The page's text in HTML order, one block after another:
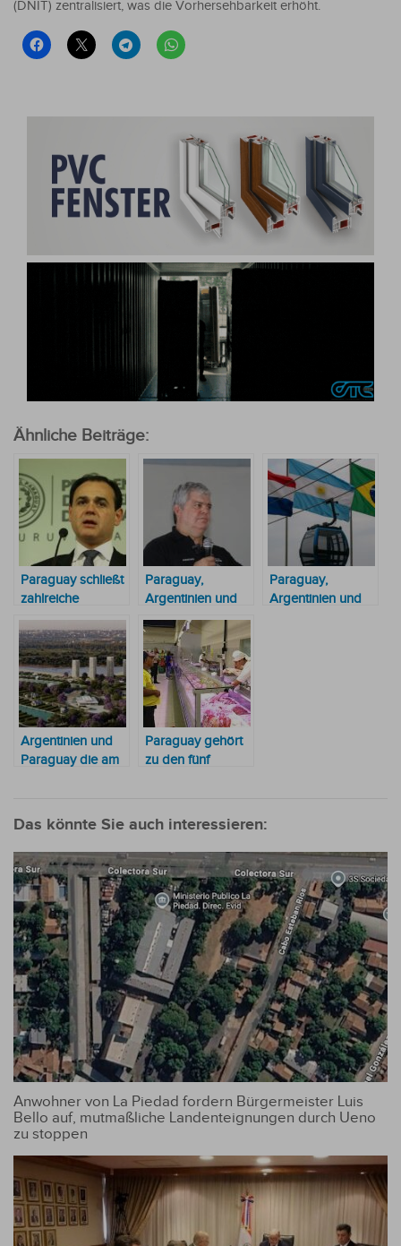
(DNIT) zentralisiert, was die Vorhersehbarkeit erhöht.
Ähnliche Beiträge:
Paraguay schließt
zahlreiche
Konsulate in
Argentinien,
Brasilien und
Bolivien
Paraguay,
Argentinien und
Brasilien
verstärken mit
Unterstützung des
FBI die
Überwachung
entlang der
Dreiländergrenze
Paraguay,
Argentinien und
Argentinien und
Paraguay die am
Volkswirtschaften
Paraguay gehört
zu den fünf
teuersten
Das könnte Sie auch interessieren:
Anwohner von La Piedad fordern Bürgermeister Luis
Bello auf, mutmaßliche Landenteignungen durch Ueno
zu stoppen